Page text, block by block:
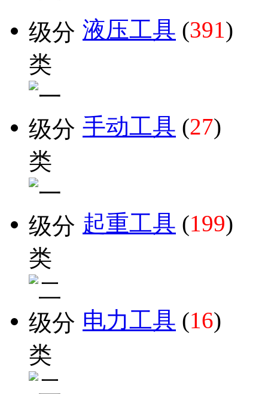
液压工具 (391)
手动工具 (27)
起重工具 (199)
电力工具 (16)